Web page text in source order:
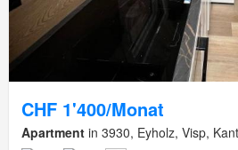
CHF 1'400/Monat
Apartment in 3930, Eyholz, Visp,